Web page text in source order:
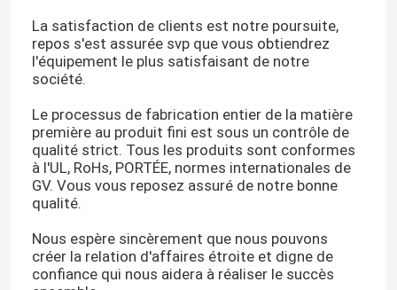
La satisfaction de clients est notre poursuite,
repos s'est assurée svp que vous obtiendrez
l'équipement le plus satisfaisant de notre
société.
Le processus de fabrication entier de la matière
première au produit fini est sous un contrôle de
qualité strict. Tous les produits sont conformes
à l'UL, RoHs, PORTÉE, normes internationales de
GV. Vous vous reposez assuré de notre bonne
qualité.
Nous espère sincèrement que nous pouvons
créer la relation d'affaires étroite et digne de
confiance qui nous aidera à réaliser le succès